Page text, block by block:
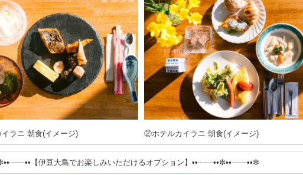
ラニ 朝食(イメージ) ②ホテルカイラニ 朝食(イメージ)
【伊豆大島でお楽しみいただけるオプション】••┈┈••✼••┈┈••✼